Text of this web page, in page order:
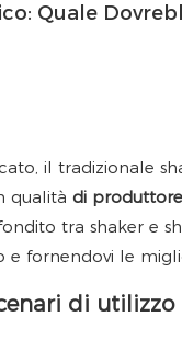
Quale
il tradizionale
qualità di
tra shaker e
fornendovi le
di utilizzo